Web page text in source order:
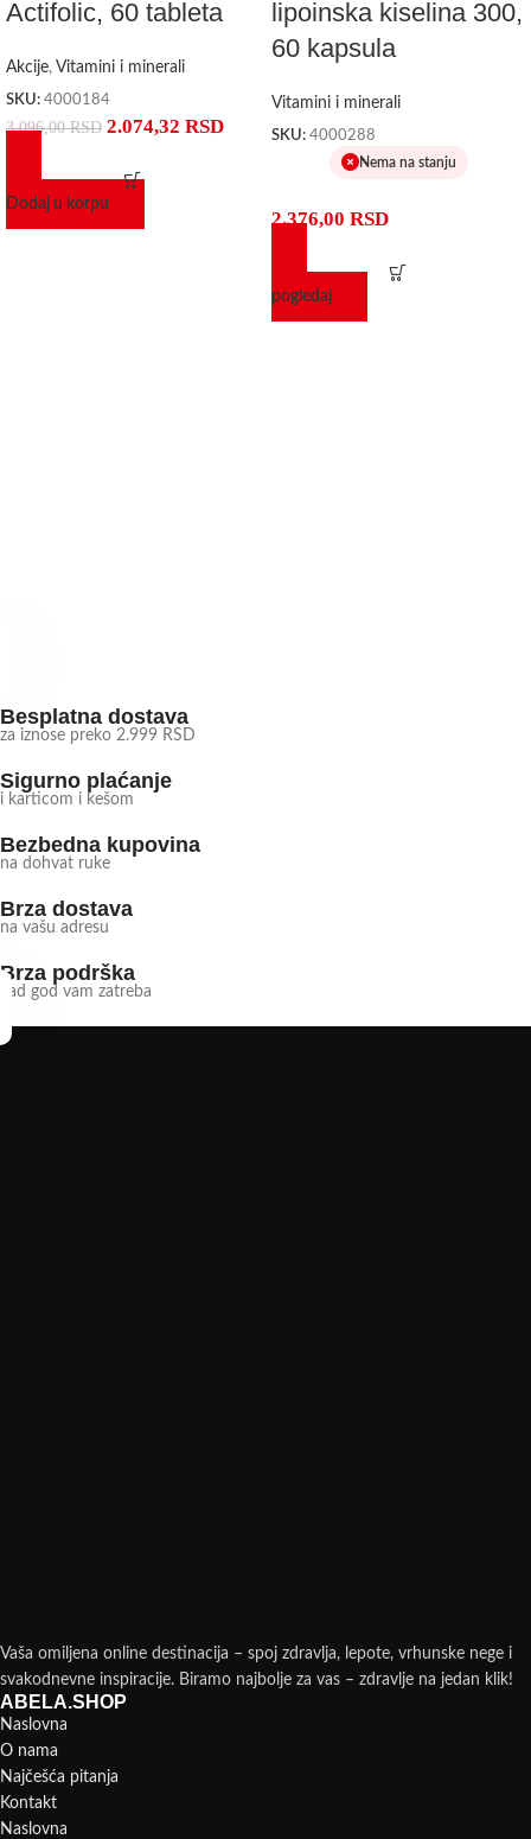
Actifolic, 60 tableta
Akcije, Vitamini i minerali
SKU: 4000184
3.096,00RSD 2.074,32 RSD
Dodaj u korpu
lipoinska kiselina 300,
60 kapsula
Vitamini i minerali
SKU: 4000288
Nema na stanju
2.376,00 RSD
pogledaj
Besplatna dostava
za iznose preko 2.999 RSD
Sigurno plaćanje
i karticom i kešom
Bezbedna kupovina
na dohvat ruke
Brza dostava
na vašu adresu
Brza podrška
kad god vam zatreba
Vaša omiljena online destinacija – spoj zdravlja, lepote, vrhunske nege i
svakodnevne inspiracije. Biramo najbolje za vas – zdravlje na jedan klik!
ABELA.SHOP
Naslovna
O nama
Najčešća pitanja
Kontakt
Naslovna